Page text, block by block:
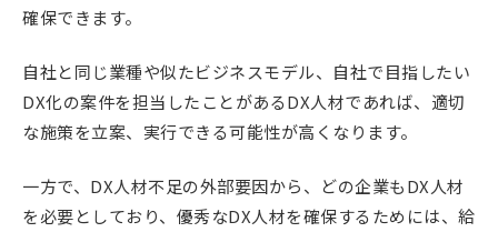
確保できます。
自社と同じ業種や似たビジネスモデル、自社で目指したい
DX化の案件を担当したことがあるDX人材であれば、適切
な施策を立案、実行できる可能性が高くなります。
一方で、DX人材不足の外部要因から、どの企業もDX人材
を必要としており、優秀なDX人材を確保するためには、給